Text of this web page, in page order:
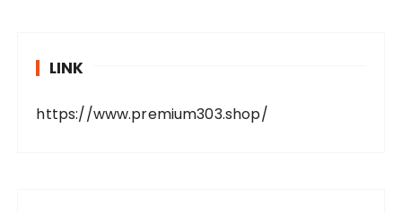
LINK
https://www.premium303.shop/